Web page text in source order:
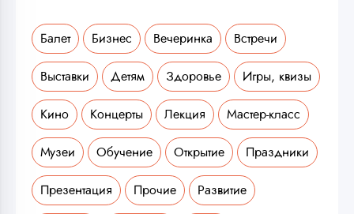
Балет Бизнес Вечеринка Встречи
Выставки Детям Здоровье Игры, квизы
Кино Концерты Лекция Мастер-класс
Музеи Обучение Открытие Праздники
Презентация Прочие Развитие